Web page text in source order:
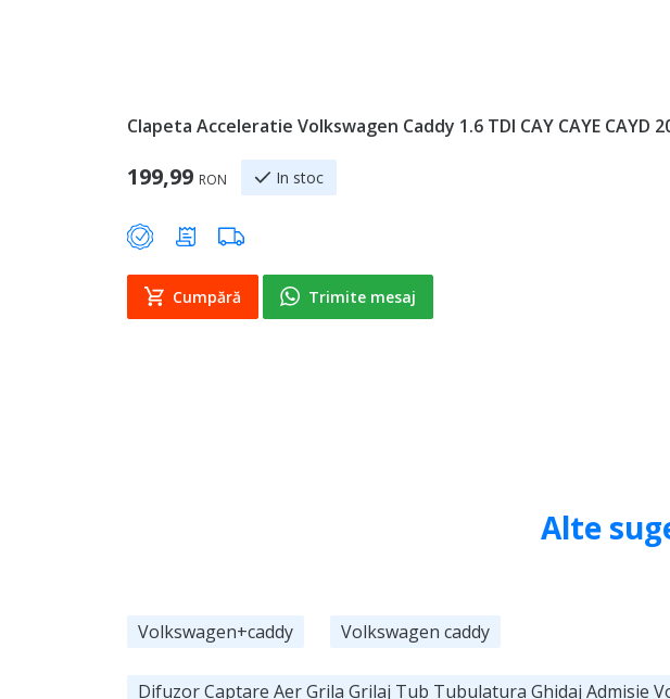
Clapeta Acceleratie Volkswagen Caddy 1.6 TDI CAY CAYE CAYD
199,99 RON In stoc
Cumpără Trimite mesaj
Alte
Volkswagen+caddy Volkswagen caddy
Difuzor Captare Aer Grila Grilaj Tub Tubulatura Ghidaj Admisie